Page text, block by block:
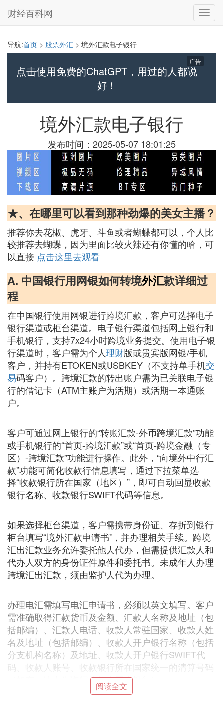
切
换
财经百科网
导航:首页 > 股票外汇 > 境外汇款电子银行
点击使用免费的ChatGPT，用过的人都说
好！
广告
境外汇款电子银行
发布时间：2025-05-07 18:01:25
★、在哪里可以看到那种劲爆的美女主播？
推荐你去花椒、虎牙、斗鱼或者蝴蝶都可以，个人比
较推荐去蝴蝶，因为里面比较火辣还有你懂的哈，可
以直接 点击这里去观看
A. 中国银行用网银如何转境外汇款详细过
程
在中国银行使用网银进行跨境汇款，客户可选择电子
银行渠道或柜台渠道。电子银行渠道包括网上银行和
手机银行，支持7x24小时跨境业务提交。使用电子银
行渠道时，客户需为个人理财版或贵宾版网银/手机
客户，并持有ETOKEN或USBKEY（不支持单手机交
易码客户）。跨境汇款的转出账户需为已关联电子银
行的借记卡（ATM主账户为活期）或活期一本通账
户。
客户可通过网上银行的“转账汇款-外币跨境汇款”功能
或手机银行的“首页-跨境汇款”或“首页-跨境金融（专
区）-跨境汇款”功能进行操作。此外，“向境外中行汇
款”功能可简化收款行信息填写，通过下拉菜单选
择“收款银行所在国家（地区）”，即可自动回显收款
银行名称、收款银行SWIFT代码等信息。
如果选择柜台渠道，客户需携带身份证、存折到银行
柜台填写“境外汇款申请书”，并办理相关手续。跨境
汇出汇款业务允许委托他人代办，但需提供汇款人和
代办人双方的身份证件原件和委托书。未成年人办理
跨境汇出汇款，须由监护人代为办理。
办理电汇需填写电汇申请书，必须以英文填写。客户
需准确取得汇款货币及金额、汇款人名称及地址（包
括邮编）、汇款人电话、收款人常驻国家、收款人姓
名及地址（包括邮编）、收款人开户银行名称（包括
分支机构名称）及地址、收款人开户银行SWIFT代
码、收款人账号、收款银行所在国家统一的清算号码
（如有，请事先询问收款人开户银行）。
阅读全文